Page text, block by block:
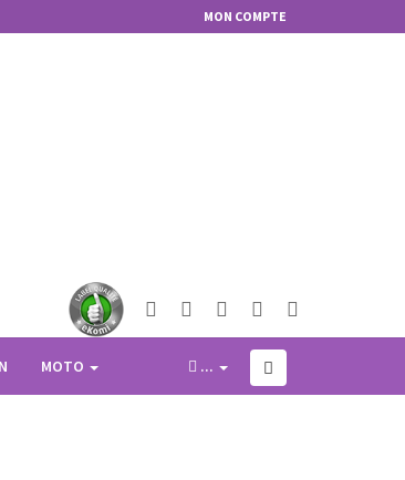
MON COMPTE
MOTO ...
SET 3 UNITÉS